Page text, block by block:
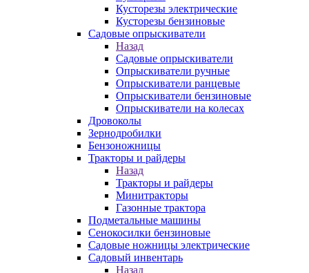
Кусторезы электрические
Кусторезы бензиновые
Садовые опрыскиватели
Назад
Садовые опрыскиватели
Опрыскиватели ручные
Опрыскиватели ранцевые
Опрыскиватели бензиновые
Опрыскиватели на колесах
Дровоколы
Зернодробилки
Бензоножницы
Тракторы и райдеры
Назад
Тракторы и райдеры
Минитракторы
Газонные трактора
Подметальные машины
Сенокосилки бензиновые
Садовые ножницы электрические
Садовый инвентарь
Назад